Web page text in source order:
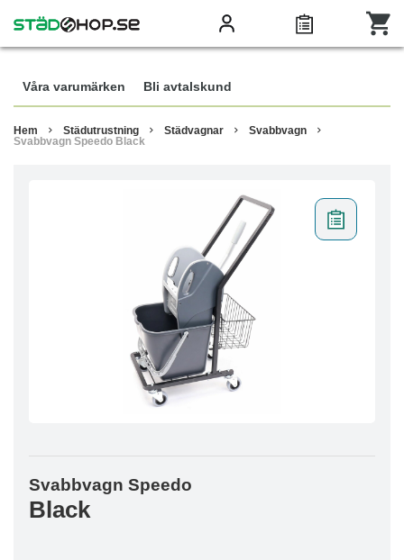
Våra varumärken Bli avtalskund
Hem Städutrustning Städvagnar
Svabbvagn
Svabbvagn Speedo Black
Svabbvagn Speedo
Black